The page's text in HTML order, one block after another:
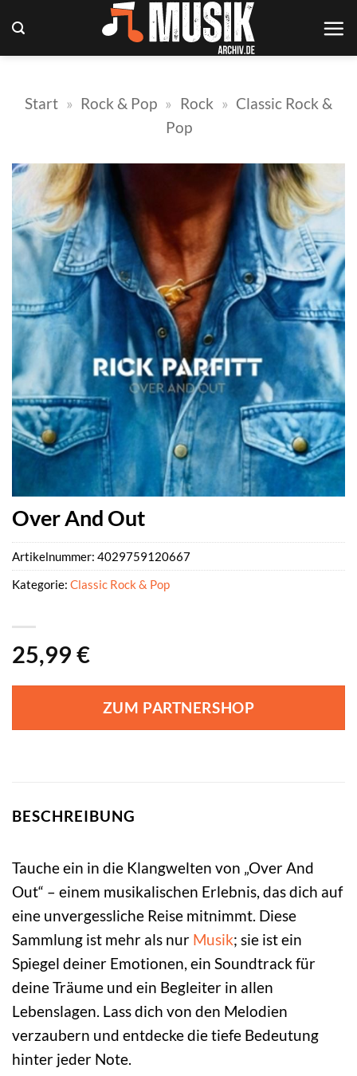
Inhalt
springen
Start » Rock & Pop » Rock » Classic Rock &
Pop
Over And Out
25,99 €
ZUM PARTNERSHOP
Artikelnummer: 4029759120667
Kategorie: Classic Rock & Pop
BESCHREIBUNG
Tauche ein in die Klangwelten von „Over And
Out“ – einem musikalischen Erlebnis, das dich auf
eine unvergessliche Reise mitnimmt. Diese
Sammlung ist mehr als nur Musik; sie ist ein
Spiegel deiner Emotionen, ein Soundtrack für
deine Träume und ein Begleiter in allen
Lebenslagen. Lass dich von den Melodien
verzaubern und entdecke die tiefe Bedeutung
hinter jeder Note.